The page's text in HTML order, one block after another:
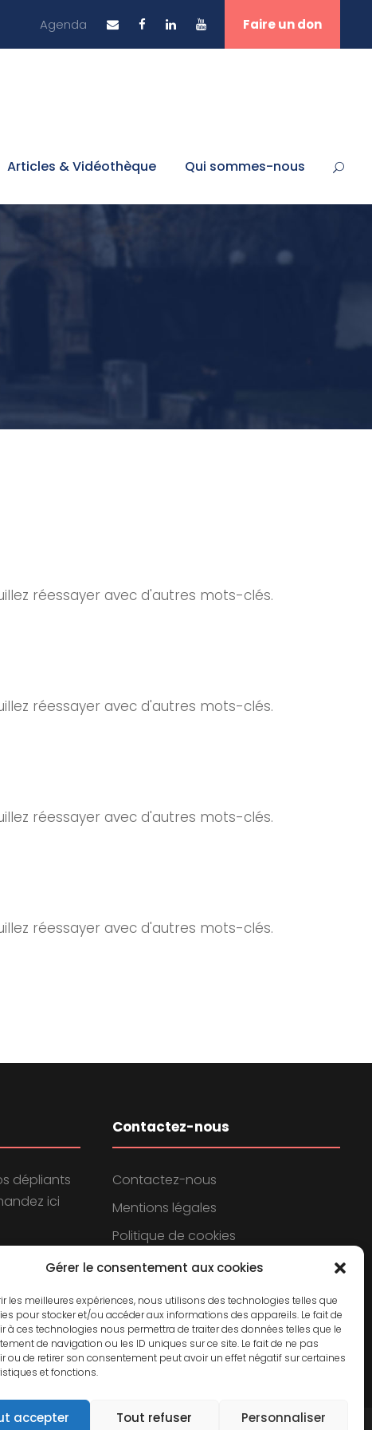
Gérer le consentement aux cookies
les meilleures expériences, nous utilisons des technologies telles que
pour stocker et/ou accéder aux informations des appareils. Le fait de
à ces technologies nous permettra de traiter des données telles que le
de navigation ou les ID uniques sur ce site. Le fait de ne pas
ou de retirer son consentement peut avoir un effet négatif sur certaines
et fonctions.
accepter Tout refuser Personnaliser
Agenda Faire un don
Articles & Vidéothèque Qui sommes-nous
réessayer avec d'autres mots-clés.
réessayer avec d'autres mots-clés.
réessayer avec d'autres mots-clés.
réessayer avec d'autres mots-clés.
dépliants
ici
Contactez-nous
Contactez-nous
Mentions légales
Politique de cookies
Politique de confidentialité